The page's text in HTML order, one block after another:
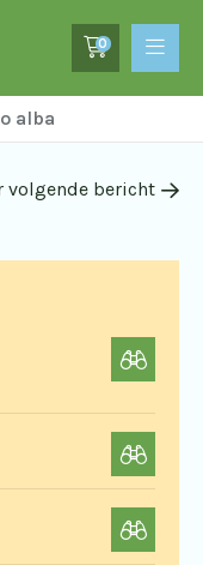
0
alba
volgende bericht